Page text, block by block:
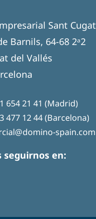
Sant Cugat
Barnils, 64-68 2ᵃ2
del Vallés
654 21 41 (Madrid)
477 12 44(Barcelona)
spain.com
seguirnos en: